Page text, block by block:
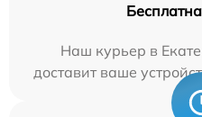
Наш курьер в
доставит ваше